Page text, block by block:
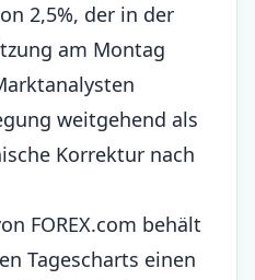
2,5%, der in der
am Montag
weitgehend als
Korrektur nach
FOREX.com behält
Tagescharts einen